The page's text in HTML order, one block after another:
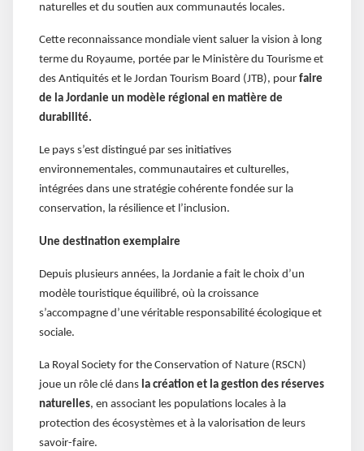
naturelles et du soutien aux communautés locales.
Cette reconnaissance mondiale vient saluer la vision à long
terme du Royaume, portée par le Ministère du Tourisme et
des Antiquités et le Jordan Tourism Board (JTB), pour faire
de la Jordanie un modèle régional en matière de
durabilité.
Le pays s’est distingué par ses initiatives
environnementales, communautaires et culturelles,
intégrées dans une stratégie cohérente fondée sur la
conservation, la résilience et l’inclusion.
Une destination exemplaire
Depuis plusieurs années, la Jordanie a fait le choix d’un
modèle touristique équilibré, où la croissance
s’accompagne d’une véritable responsabilité écologique et
sociale.
La Royal Society for the Conservation of Nature (RSCN)
joue un rôle clé dans la création et la gestion des réserves
naturelles, en associant les populations locales à la
protection des écosystèmes et à la valorisation de leurs
savoir-faire.